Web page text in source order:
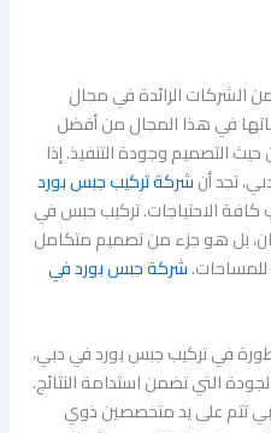
الشركات الرائدة في مجال
في هذا المجال من أفضل
التصميم وجودة التنفيذ. إذا
تجد أنشركة تركيب جبس بورد
الاحتياجات. تركيب جبس في
بل هو جزء من تصميم متكامل
شركة جبس بورد في
في تركيب جبس بورد في دبي،
التي تضمن استدامة النتائج.
تتم على يد متخصصين ذوي